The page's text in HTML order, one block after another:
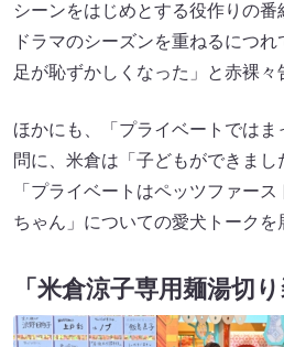
シーンをはじめとする役作りの番
ドラマのシーズンを重ねるにつ
足が恥ずかしくなった」と赤裸々
ほかにも、「プライベートでは
問に、米倉は「子どもができまし
「プライベートはペッツファー
ちゃん」についての愛犬トークを
「米倉涼子専用麺湯切